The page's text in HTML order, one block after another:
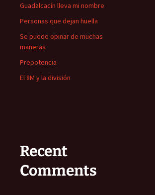
Guadalcacín lleva mi nombre
Personas que dejan huella
Se puede opinar de muchas
maneras
Prepotencia
El 8M y la división
Recent
Comments